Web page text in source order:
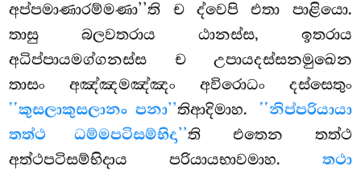
අප්පමාණාරම්මණා’’ති ච ද්වෙපි එතා පාළියො.
තාසු බලවතරාය ඨානස්ස, ඉතරාය
අධිප්පායමග්ගනස්ස ච උපායදස්සනමුඛෙන
තාසං අඤ්ඤමඤ්ඤං අවිරොධං දස්සෙතුං
‘‘කුසලාකුසලානං පනා’’තිආදිමාහ. ‘‘නිප්පරියායා
තත්ථ ධම්මපටිසම්භිදා’’ති එතෙන තත්ථ
අත්ථපටිසම්භිදාය පරියායභාවමාහ. තථා